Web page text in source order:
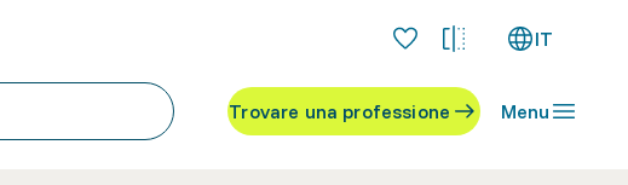
IT
Trovare una professione Menu